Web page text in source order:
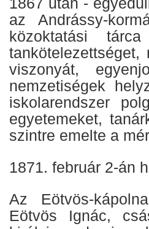
az Andrássy-
közoktatási
viszonyát,
nemzetiségek
iskolarendszer
egyetemeket,
szintre emelte a
1871. február 2-án
Az Eötvös-
Eötvös Ignác,